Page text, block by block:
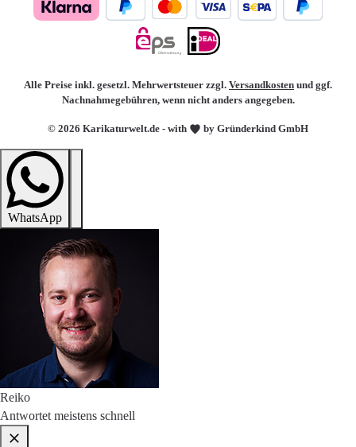
© 2026 Karikaturwelt.de - with by Gründerkind GmbH
Alle Preise inkl. gesetzl. Mehrwertsteuer zzgl. Versandkosten und ggf.
Nachnahmegebühren, wenn nicht anders angegeben.
WhatsApp
Reiko
Antwortet meistens schnell